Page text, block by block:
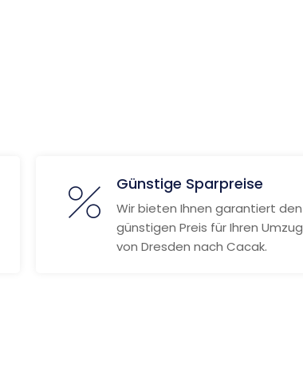
Günstige Sparpreise
Wir bieten Ihnen garantiert den
günstigen Preis für Ihren Umzug
von Dresden nach Cacak.